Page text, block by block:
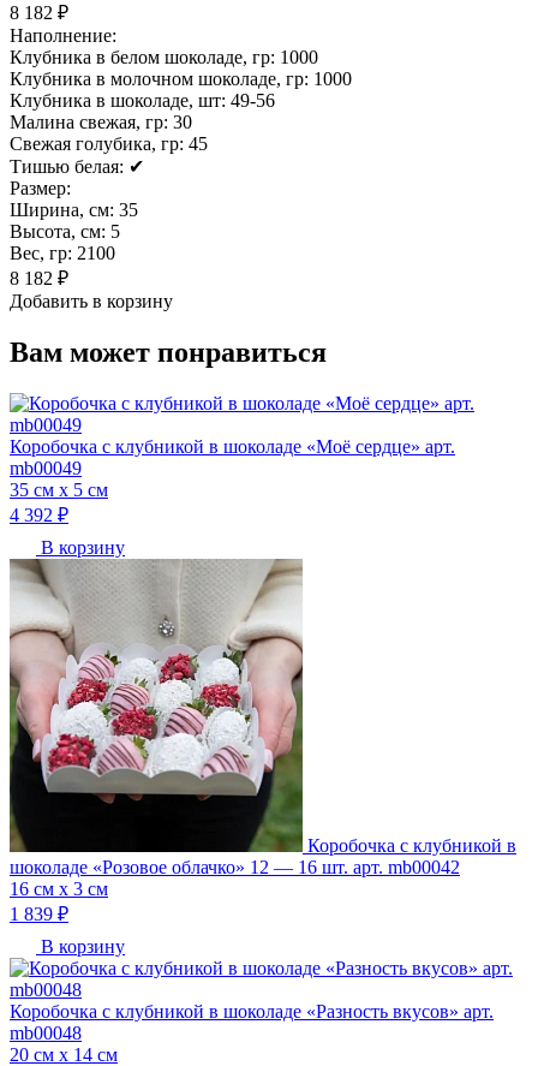
8 182 ₽
Наполнение:
Клубника в белом шоколаде, гр: 1000
Клубника в молочном шоколаде, гр: 1000
Клубника в шоколаде, шт: 49-56
Малина свежая, гр: 30
Свежая голубика, гр: 45
Тишью белая: ✔
Размер:
Ширина, см: 35
Высота, см: 5
Вес, гр: 2100
8 182 ₽
Добавить в корзину
Вам может понравиться
Коробочка с клубникой в шоколаде «Моё сердце» арт.
mb00049
35 см х 5 см
4 392 ₽
В корзину
Коробочка с клубникой в
шоколаде «Розовое облачко» 12 — 16 шт. арт. mb00042
16 см х 3 см
1 839 ₽
В корзину
Коробочка с клубникой в шоколаде «Разность вкусов» арт.
mb00048
20 см х 14 см